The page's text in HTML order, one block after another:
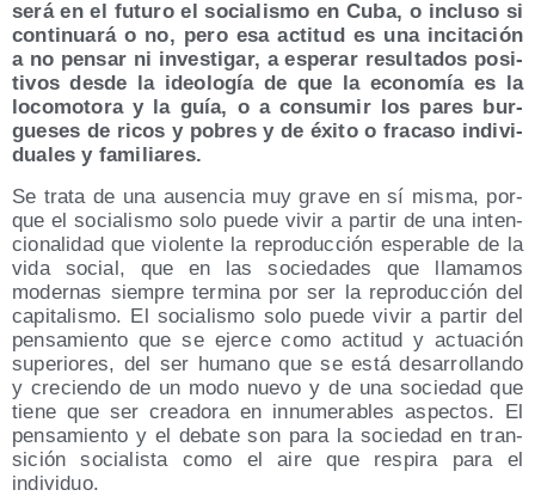
será en el futu­ro el socia­lis­mo en Cuba, o inclu­so si
con­ti­nua­rá o no, pero esa acti­tud es una inci­ta­ción
a no pen­sar ni inves­ti­gar, a espe­rar resul­ta­dos posi­
ti­vos des­de la ideo­lo­gía de que la eco­no­mía es la
loco­mo­to­ra y la guía, o a con­su­mir los pares bur­
gue­ses de ricos y pobres y de éxi­to o fra­ca­so indi­vi­
dua­les y familiares.
Se tra­ta de una ausen­cia muy gra­ve en sí mis­ma, por­
que el socia­lis­mo solo pue­de vivir a par­tir de una inten­
cio­na­li­dad que vio­len­te la repro­duc­ción espe­ra­ble de la
vida social, que en las socie­da­des que lla­ma­mos
moder­nas siem­pre ter­mi­na por ser la repro­duc­ción del
capi­ta­lis­mo. El socia­lis­mo solo pue­de vivir a par­tir del
pen­sa­mien­to que se ejer­ce como acti­tud y actua­ción
supe­rio­res, del ser humano que se está desa­rro­llan­do
y cre­cien­do de un modo nue­vo y de una socie­dad que
tie­ne que ser crea­do­ra en innu­me­ra­bles aspec­tos. El
pen­sa­mien­to y el deba­te son para la socie­dad en tran­
si­ción socia­lis­ta como el aire que res­pi­ra para el
individuo.